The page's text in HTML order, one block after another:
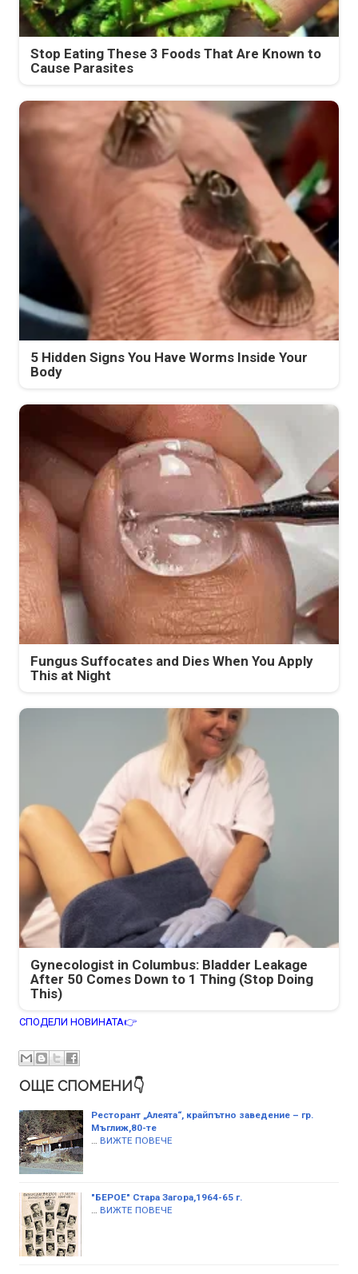
Stop Eating These 3 Foods That Are Known to
Cause Parasites
5 Hidden Signs You Have Worms Inside Your
Body
Fungus Suffocates and Dies When You Apply
This at Night
Gynecologist in Columbus: Bladder Leakage
After 50 Comes Down to 1 Thing (Stop Doing
This)
СПОДЕЛИ НОВИНАТА👉
ОЩЕ СПОМЕНИ👇
Ресторант „Алеята“, крайпътно заведение – гр.
Мъглиж,80-те
ВИЖТЕ ПОВЕЧЕ
"БЕРОЕ" Стара Загора,1964-65 г.
ВИЖТЕ ПОВЕЧЕ